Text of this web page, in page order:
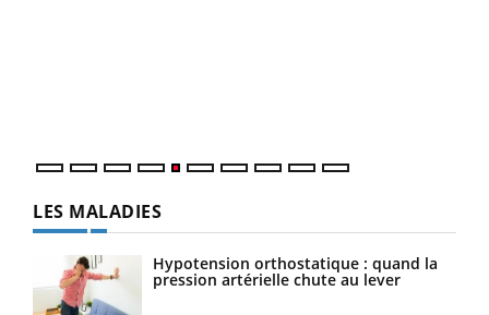
LES MALADIES
Hypotension orthostatique : quand la
pression artérielle chute au lever